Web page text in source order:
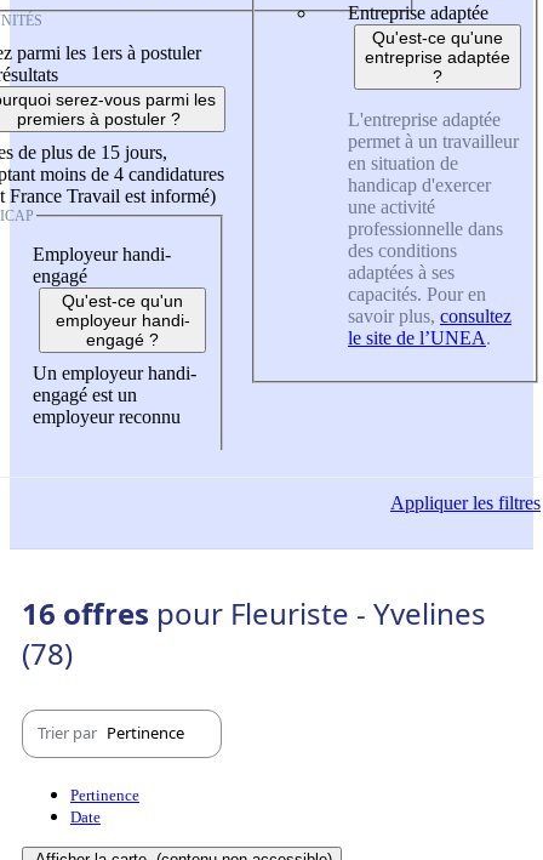
parmi les 1ers à postuler
serez-vous parmi les
premiers à postuler ?
de plus de 15 jours,
moins de 4 candidatures
France Travail est informé)
Employeur handi-
engagé
Qu'est-ce qu'un
employeur handi-
engagé ?
Un employeur handi-
engagé est un
employeur reconnu
Entreprise adaptée
Qu'est-ce qu'une
entreprise adaptée
?
L'entreprise adaptée
permet à un travailleur
en situation de
handicap d'exercer
une activité
professionnelle dans
des conditions
adaptées à ses
capacités. Pour en
savoir plus, consultez
le site de l’UNEA.
Appliquerles filtres
16 offres pour Fleuriste - Yvelines
(78)
Trier par Pertinence
Pertinence
Date